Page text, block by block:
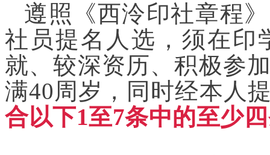
遵照《西泠印社章程
社员提名人选，须在印
就、较深资历、积极参
满40周岁，同时经本人
合以下1至7条中的至少